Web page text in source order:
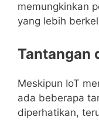
memungkinkan
yang lebih
Tantangan
Meskipun IoT
ada beberapa
diperhatikan,